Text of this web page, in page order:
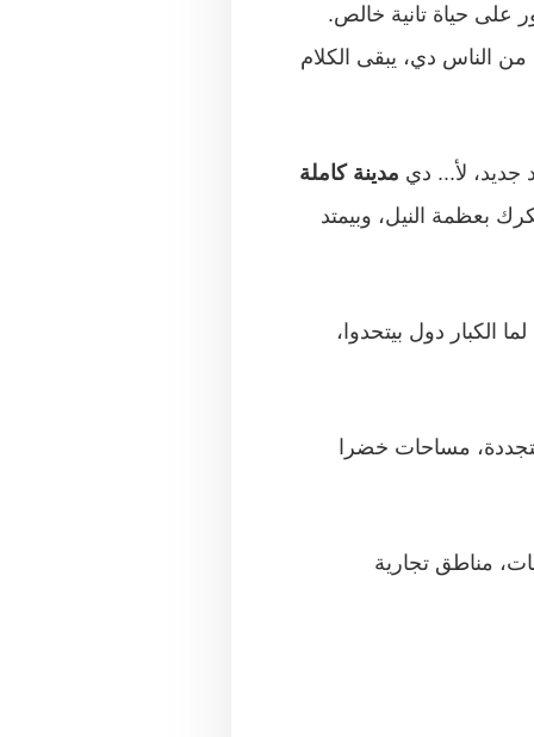
على حياة تانية خالص.
الناس دي، يبقى الكلام
لأ... دي مدينة كاملة
بعظمة النيل، وبيمتد
لما الكبار دول بيتحدوا،
مساحات خضرا
مناطق تجارية